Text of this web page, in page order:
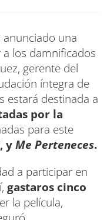
anunciado una
los damnificados
gerente del
íntegra de
estará destinada a
por la
para este
, yMe Perteneces.
a participar en
gastaros cinco
la película,